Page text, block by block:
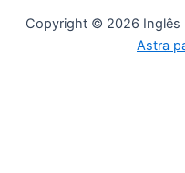
Copyright © 2026 Inglês
Astra